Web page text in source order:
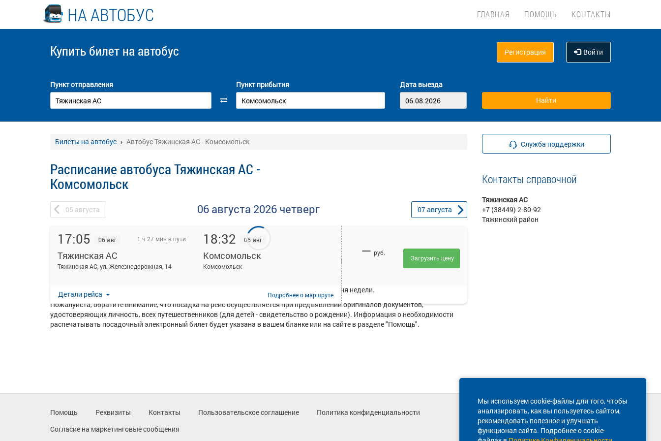
НА АВТОБУС ГЛАВНАЯ ПОМОЩЬ КОНТАКТЫ
Купить билет на автобус Регистрация Войти
Пункт отправления Пункт прибытия Дата выезда
Билеты на автобус Автобус Тяжинская АС - Комсомольск
Расписание автобуса Тяжинская АС -
Комсомольск
05 августа 06 августа 2026 четверг 07августа
17:05 06 авг 1 ч 27 мин в пути
Тяжинская АС
Тяжинская АС, ул. Железнодорожная, 14
18:32 06 авг
Комсомольск
Комсомольск
Детали рейса Подробнеео маршруте
— руб.
Загрузить цену
На данной странице вы можете ознакомиться с расписанием и купить билет онлайн на автобус Тяжинская АС - Комсомольск.
Перевозку пассажиров по данному направлению осуществляют следующие перевозчики: Филиал ГПК ПАТ пгт.Тяжинский.
Самый ранний автобус отправляется в 04:25, самый поздний в 17:05, в зависимости от дня недели.
Пожалуйста, обратите внимание, что посадка на рейс осуществляется при предъявлении оригиналов документов,
удостоверяющих личность, всех путешественников (для детей - свидетельство о рождении). Информация о необходимости
распечатывать посадочный электронный билет будет указана в вашем бланке или на сайте в разделе "Помощь".
Служба поддержки
Контакты справочной
Тяжинская АС
+7 (38449) 2-80-92
Тяжинский район
Мы используем cookie-файлы для того, чтобы
анализировать, как вы пользуетесь сайтом,
рекомендовать полезное и улучшать
функционал сайта. Подробнее о cookie-
Помощь Реквизиты Контакты Пользовательское соглашение
Политика конфиденциальности
Согласие на маркетинговые сообщения
Техническая поддержка сайта
8 800 600-03-38